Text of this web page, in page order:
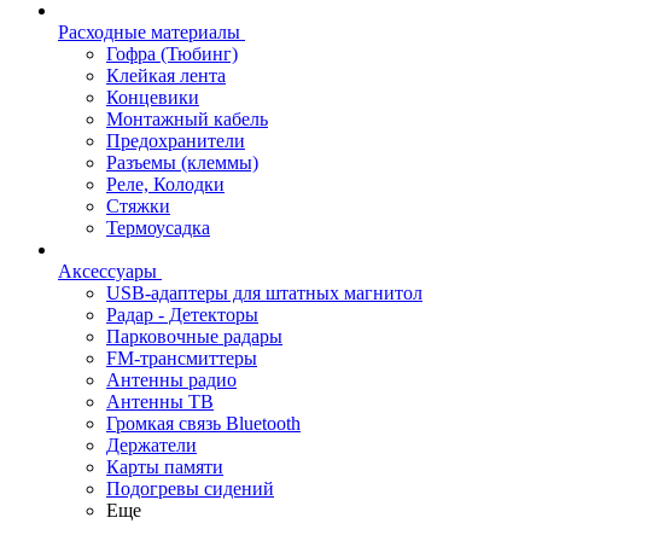
Расходные материалы
Гофра (Тюбинг)
Клейкая лента
Концевики
Монтажный кабель
Предохранители
Разъемы (клеммы)
Реле, Колодки
Стяжки
Термоусадка
Аксессуары
USB-адаптеры для штатных магнитол
Радар - Детекторы
Парковочные радары
FM-трансмиттеры
Антенны радио
Антенны ТВ
Громкая связь Bluetooth
Держатели
Карты памяти
Подогревы сидений
Еще